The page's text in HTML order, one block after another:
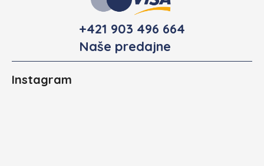
+421 903 496 664
Naše predajne
Instagram